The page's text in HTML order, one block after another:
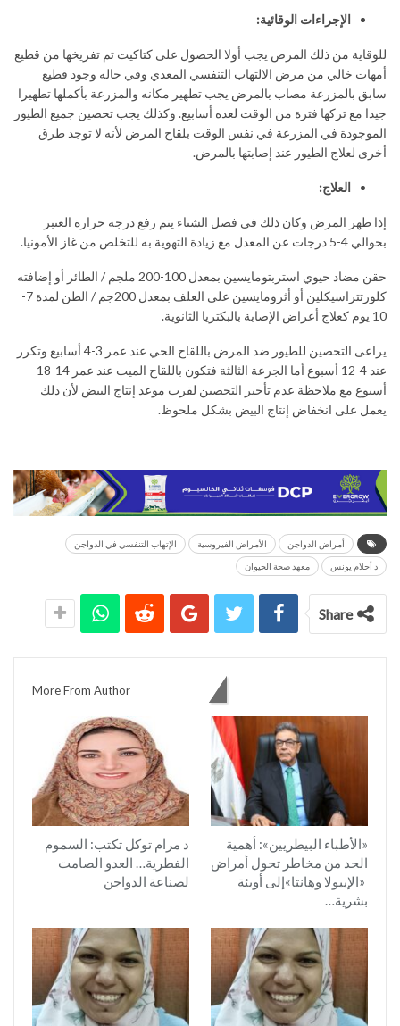
الإجراءات الوقائية:
للوقاية من ذلك المرض يجب أولا الحصول على كتاكيت تم تفريخها من قطيع
أمهات خالي من مرض الالتهاب التنفسي المعدي وفي حاله وجود قطيع
سابق بالمزرعة مصاب بالمرض يجب تطهير مكانه والمزرعة بأكملها تطهيرا
جيدا مع تركها فترة من الوقت لعده أسابيع. وكذلك يجب تحصين جميع الطيور
الموجودة في المزرعة في نفس الوقت بلقاح المرض لأنه لا توجد طرق
أخرى لعلاج الطيور عند إصابتها بالمرض.
العلاج:
إذا ظهر المرض وكان ذلك في فصل الشتاء يتم رفع درجه حرارة العنبر
بحوالي 4-5 درجات عن المعدل مع زيادة التهوية به للتخلص من غاز الأمونيا.
حقن مضاد حيوي استربتومايسين بمعدل 100-200 ملجم / الطائر أو إضافته
كلورتتراسيكلين أو أثرومايسين على العلف بمعدل 200جم / الطن لمدة 7-
10 يوم كعلاج أعراض الإصابة بالبكتريا الثانوية.
يراعى التحصين للطيور ضد المرض باللقاح الحي عند عمر 3-4 أسابيع وتكرر
عند 4-12 أسبوع أما الجرعة الثالثة فتكون باللقاح الميت عند عمر 14-18
أسبوع مع ملاحظة عدم تأخير التحصين لقرب موعد إنتاج البيض لأن ذلك
يعمل على انخفاض إنتاج البيض بشكل ملحوظ.
أمراض الدواجن الأمراض الفيروسية الإتهاب التنفسي في الدواجن
د أحلام يونس معهد صحة الحيوان
Share
More From Author
«الأطباء البيطريين»: أهمية
الحد من مخاطر تحول أمراض
«الإيبولا وهانتا»إلى أوبئة
بشرية…
د مرام توكل تكتب: السموم
الفطرية… العدو الصامت
لصناعة الدواجن